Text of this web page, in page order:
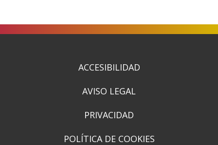
ACCESIBILIDAD
AVISO LEGAL
PRIVACIDAD
POLÍTICA DE COOKIES